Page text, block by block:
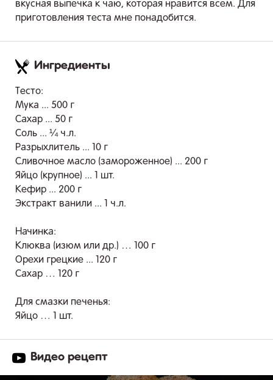
вкусная выпечка к чаю, которая нравится всем. Для
приготовления теста мне понадобится.
Ингредиенты
Тесто:
Мука ... 500 г
Сахар ... 50 г
Соль ... ¼ ч.л.
Разрыхлитель ... 10 г
Сливочное масло (замороженное) ... 200 г
Яйцо (крупное) ... 1 шт.
Кефир ... 200 г
Экстракт ванили ... 1 ч.л.
Начинка:
Клюква (изюм или др.) … 100 г
Орехи грецкие ... 120 г
Сахар … 120 г
Для смазки печенья:
Яйцо … 1 шт.
Видео рецепт